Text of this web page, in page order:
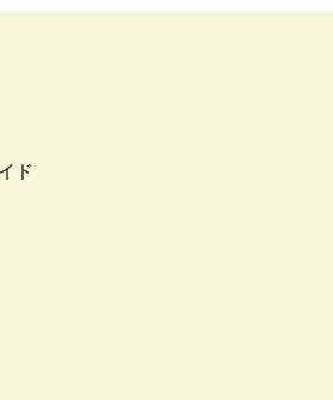
ド